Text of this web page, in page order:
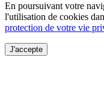
En poursuivant votre
l'utilisation de cookies
protection de votre vie
J'accepte